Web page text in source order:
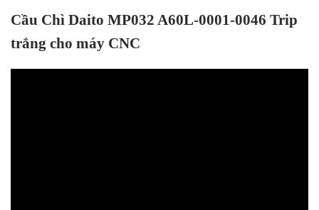
Cầu Chì Daito MP032 A60L-0001-0046 Trip
trắng cho máy CNC